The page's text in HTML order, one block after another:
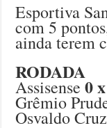
Esportiva
com 5
ainda terem
RODADA
Assisense0
Grêmio
Osvaldo Cruz